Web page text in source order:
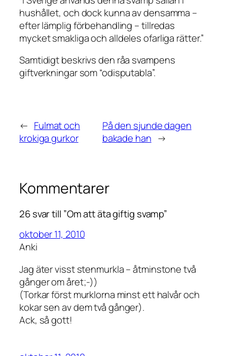
hushållet, och dock kunna av densamma –
efter lämplig förbehandling – tillredas
mycket smakliga och alldeles ofarliga rätter.”
Samtidigt beskrivs den råa svampens
giftverkningar som “odisputabla”.
← Fulmat och
krokiga gurkor
På den sjunde dagen
bakade han →
Kommentarer
26 svar till ”Om att äta giftig svamp”
oktober 11, 2010
Anki
Jag äter visst stenmurkla – åtminstone två
gånger om året;-))
(Torkar först murklorna minst ett halvår och
kokar sen av dem två gånger).
Ack, så gott!